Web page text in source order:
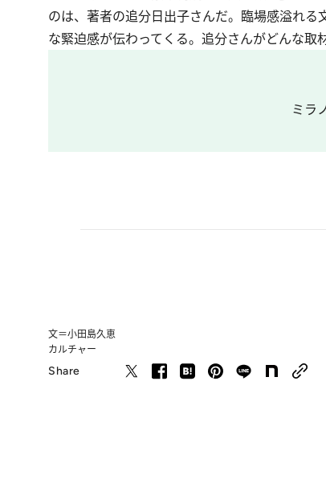
のは、著者の追分日出子さんだ。臨場感溢れ
な緊迫感が伝わってくる。追分さんがどんな取
ミラ
文＝小田島久恵
カルチャー
Share